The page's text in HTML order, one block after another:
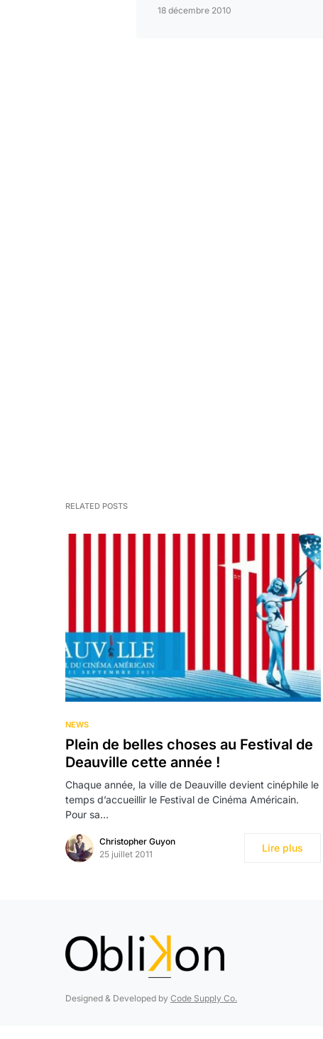
18 décembre 2010
RELATED POSTS
NEWS
Plein de belles choses au Festival de
Deauville cette année !
Chaque année, la ville de Deauville devient cinéphile le
temps d’accueillir le Festival de Cinéma Américain.
Pour sa…
Christopher Guyon
25 juillet 2011
Lire plus
Designed & Developed by Code Supply Co.